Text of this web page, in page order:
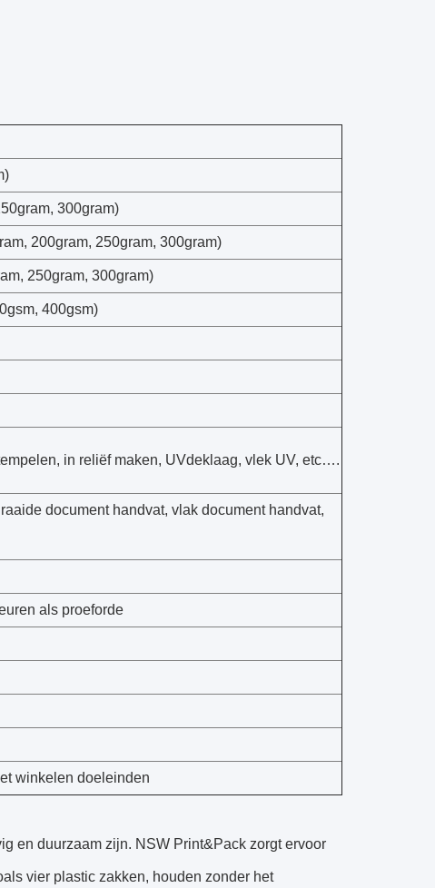
300gram)
200gram, 250gram, 300gram)
250gram, 300gram)
400gsm)
in reliëf maken, UVdeklaag, vlek UV, etc….
document handvat, vlak document handvat,
als proeforde
winkelen doeleinden
en duurzaam zijn. NSW Print&Pack zorgt ervoor
vier plastic zakken, houden zonder het